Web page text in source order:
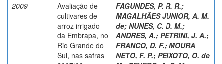
2009
Avaliação de
cultivares de
arroz irrigado
da Embrapa, no
Rio Grande do
Sul, nas safras
FAGUNDES, P. R. R.;
MAGALHÃES JUNIOR, A. M.
de; NUNES, C. D. M.;
ANDRES, A.; PETRINI, J. A.;
FRANCO, D. F.; MOURA
NETO, F. P.; PEIXOTO, O. de